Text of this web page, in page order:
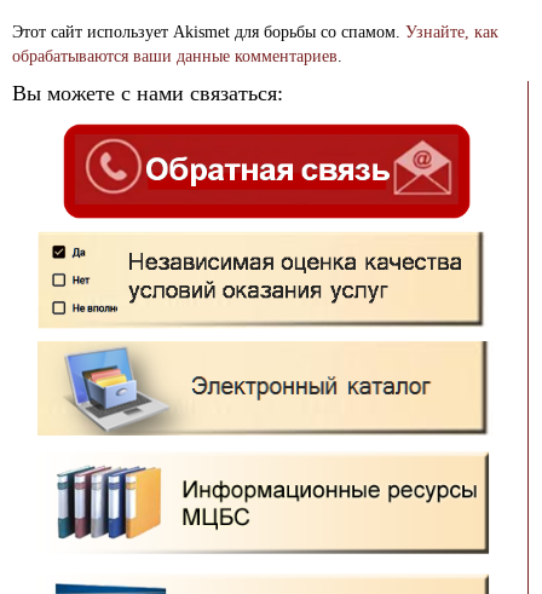
Этот сайт использует Akismet для борьбы со спамом. Узнайте, как
обрабатываются ваши данные комментариев.
Вы можете с нами связаться: